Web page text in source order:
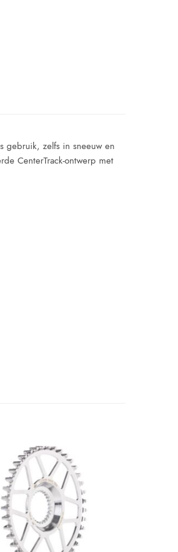
gebruik, zelfs in sneeuw en
CenterTrack-ontwerp met